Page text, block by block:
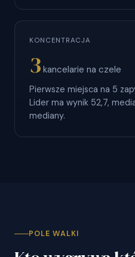
KONCENTRACJA
3 kancelarie na czele
Pierwsze miejsca na 5
Lider ma wynik 52,7,
mediany.
POLE WALKI